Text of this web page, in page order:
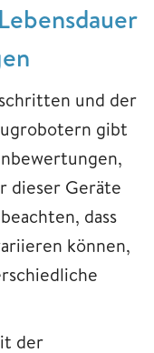
und der
gibt
dieser Geräte
dass
können,
der